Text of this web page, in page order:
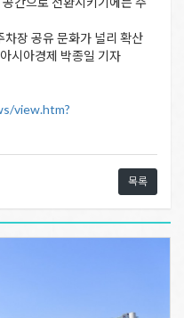
장 공유 문화가 널리 확산
시아경제 박종일 기자
view.htm?
목록